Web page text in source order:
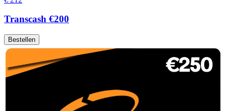
Transcash €200
Bestellen